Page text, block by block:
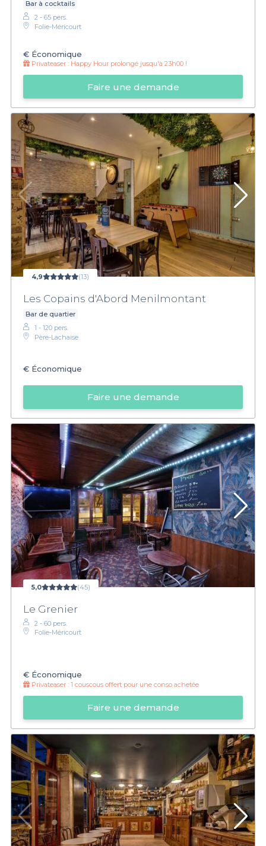
Bar à cocktails
2 - 65 pers.
Folie-Méricourt
€ Économique
Privateaser : Happy Hour prolongé jusqu'à 23h00 !
Faire une demande
4,9 (13)
Les Copains d'Abord Menilmontant
Bar de quartier
1 - 120 pers.
Père-Lachaise
€ Économique
Faire une demande
5,0 (45)
Le Grenier
2 - 60 pers.
Folie-Méricourt
€ Économique
Privateaser : 1 couscous offert pour une conso achetée
Faire une demande